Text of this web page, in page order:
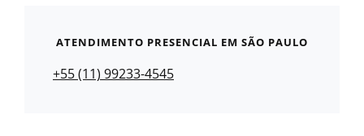
ATENDIMENTO PRESENCIAL EM SÃO PAULO
+55 (11) 99233-4545